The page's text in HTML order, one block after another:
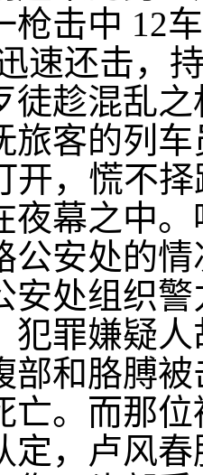
枪击中 12
速还击，
徒趁混乱
旅客的列
开，慌不
夜幕之中
公安处的
安处组织
犯罪嫌疑
部和胳膊
亡。而那
定，卢风